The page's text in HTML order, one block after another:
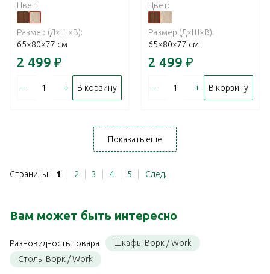
Цвет:
Размер (Д×Ш×В):
65×80×77 см
2 499 ₽
– + В корзину
Цвет:
Размер (Д×Ш×В):
65×80×77 см
2 499 ₽
– + В корзину
Показать еще
Страницы: 1 2 3 4 5 След.
Вам может быть интересно
Разновидность товара
Шкафы Ворк / Work
Столы Ворк / Work